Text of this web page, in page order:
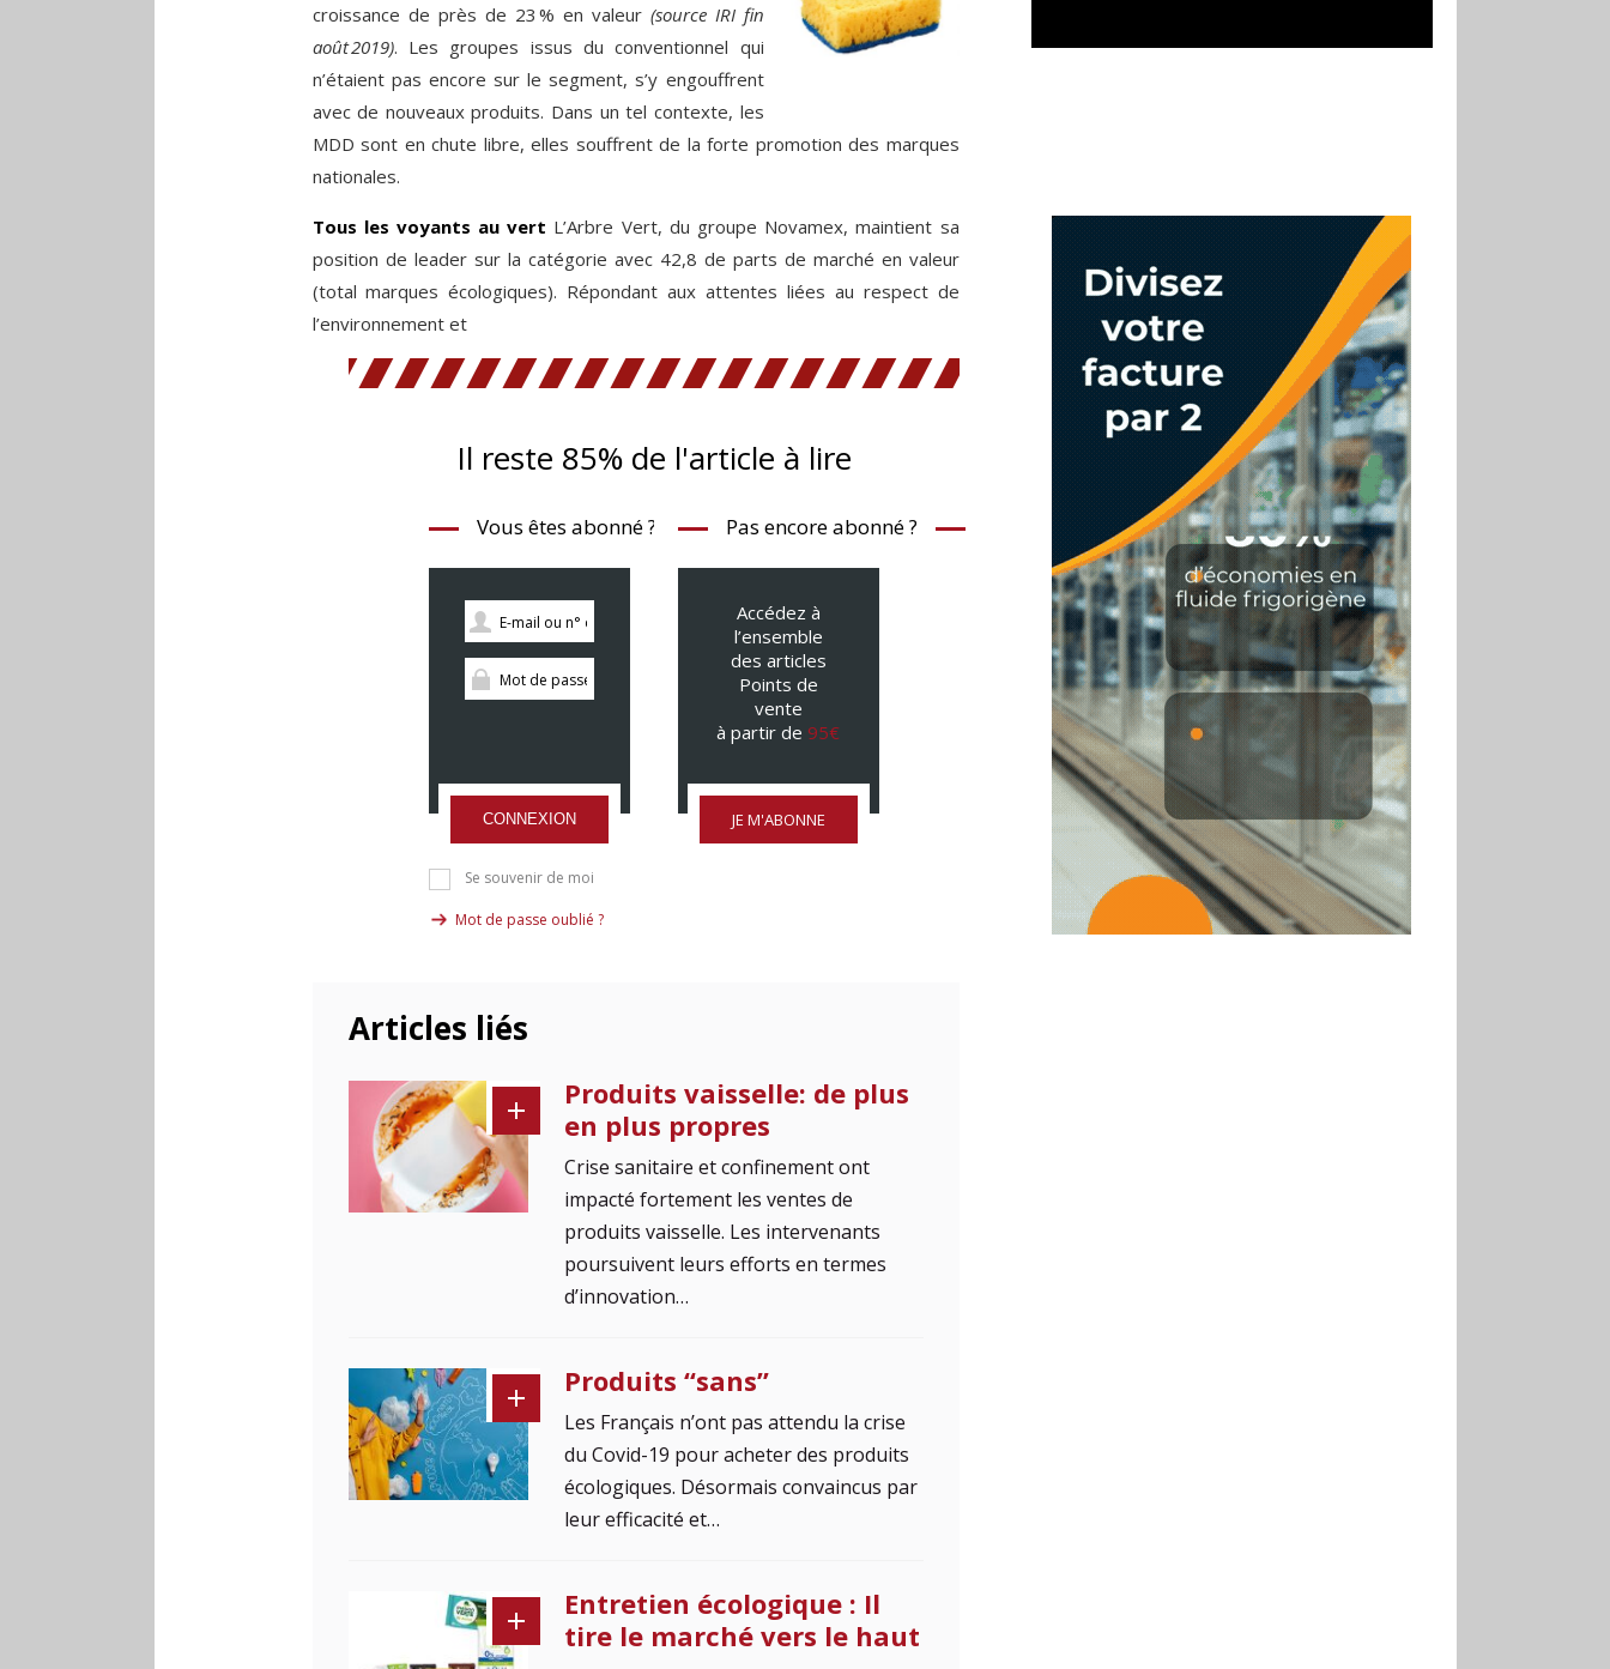
croissance de près de 23 % en ­valeur (source IRI fin
août 2019). Les groupes issus du conventionnel qui
n’étaient pas encore sur le segment, s’y engouffrent
avec de nouveaux produits. Dans un tel contexte, les
MDD sont en chute libre, elles souffrent de la forte promotion des marques
nationales.
Tous les voyants au vert L’Arbre Vert, du groupe Novamex, maintient sa
position de leader sur la catégorie avec 42,8 de parts de marché en valeur
(total marques écologiques). Répondant aux attentes liées au respect de
l’environnement et
Il reste 85% de l'article à lire
Vous êtes abonné ?
CONNEXION
Se souvenir de moi
Mot de passe oublié ?
Pas encore abonné ?
Accédez à
l’ensemble
des articles
Points de
vente
à partir de 95€
JE M'ABONNE
Articles liés
Produits vaisselle: de plus
en plus propres
Crise sanitaire et confinement ont
impacté fortement les ventes de
produits vaisselle. Les intervenants
poursuivent leurs efforts en termes
d’innovation…
Produits “sans”
Les Français n’ont pas attendu la crise
du Covid-19 pour acheter des produits
écologiques. Désormais convaincus par
leur efficacité et…
Entretien écologique : Il
tire le marché vers le haut